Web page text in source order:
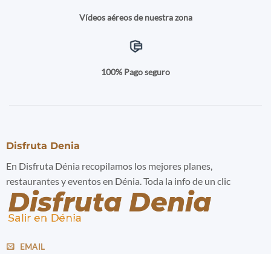
Vídeos aéreos de nuestra zona
100% Pago seguro
Disfruta Denia
En Disfruta Dénia recopilamos los mejores planes,
restaurantes y eventos en Dénia. Toda la info de un clic
EMAIL